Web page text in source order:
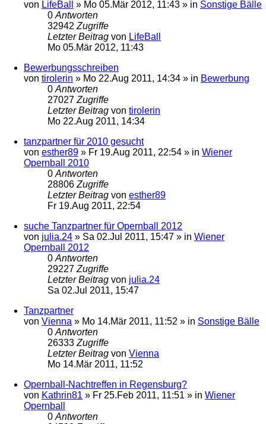
von LifeBall » Mo 05.Mär 2012, 11:43 » in Sonstige Bälle
0 Antworten
32942 Zugriffe
Letzter Beitrag von LifeBall
Mo 05.Mär 2012, 11:43
Bewerbungsschreiben
von tirolerin » Mo 22.Aug 2011, 14:34 » in Bewerbung
0 Antworten
27027 Zugriffe
Letzter Beitrag von tirolerin
Mo 22.Aug 2011, 14:34
tanzpartner für 2010 gesucht
von esther89 » Fr 19.Aug 2011, 22:54 » in Wiener
Opernball 2010
0 Antworten
28806 Zugriffe
Letzter Beitrag von esther89
Fr 19.Aug 2011, 22:54
suche Tanzpartner für Opernball 2012
von julia.24 » Sa 02.Jul 2011, 15:47 » in Wiener
Opernball 2012
0 Antworten
29227 Zugriffe
Letzter Beitrag von julia.24
Sa 02.Jul 2011, 15:47
Tanzpartner
von Vienna » Mo 14.Mär 2011, 11:52 » in Sonstige Bälle
0 Antworten
26333 Zugriffe
Letzter Beitrag von Vienna
Mo 14.Mär 2011, 11:52
Opernball-Nachtreffen in Regensburg?
von Kathrin81 » Fr 25.Feb 2011, 11:51 » in Wiener
Opernball
0 Antworten